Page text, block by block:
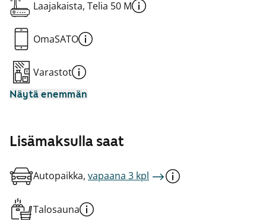
Laajakaista, Telia 50 M
OmaSATO
Varastot
Näytä enemmän
Lisämaksulla saat
Autopaikka, vapaana 3 kpl
Talosauna